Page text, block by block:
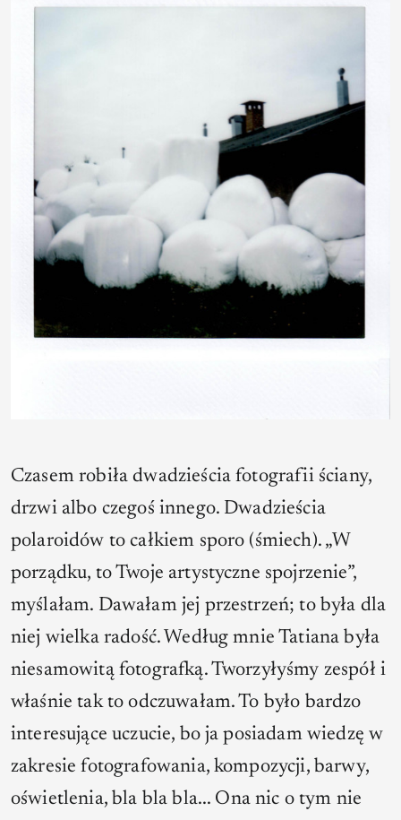
Czasem robiła dwadzieścia fotografii ściany,
drzwi albo czegoś innego. Dwadzieścia
polaroidów to całkiem sporo (śmiech). „W
porządku, to Twoje artystyczne spojrzenie”,
myślałam. Dawałam jej przestrzeń; to była dla
niej wielka radość. Według mnie Tatiana była
niesamowitą fotografką. Tworzyłyśmy zespół i
właśnie tak to odczuwałam. To było bardzo
interesujące uczucie, bo ja posiadam wiedzę w
zakresie fotografowania, kompozycji, barwy,
oświetlenia, bla bla bla... Ona nic o tym nie